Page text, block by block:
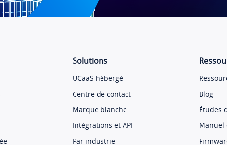
Solutions
UCaaS hébergé
Centre de contact
Marque blanche
Intégrations et API
Par industrie
Blog
Études
Manuel